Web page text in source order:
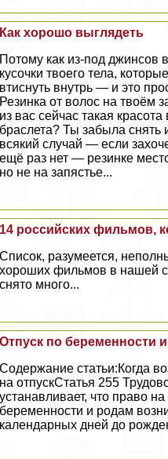
Как хорошо выглядеть
Потому как из-под джинсов
кусочки твоего тела,
втиснуть внутрь — и это
Резинка от волос на твоём
из вас сейчас такая красота
браслета? Ты забыла снять
всякий случай — если
ещё раз нет — резинке
но не на запястье...
14 российских фильмов,
Список, разумеется,
хороших фильмов в нашей
снято много...
Отпуск по беременности
Содержание статьи:Когда
на отпускСтатья 255
устанавливает, что право на
беременности и родам
календарных дней до